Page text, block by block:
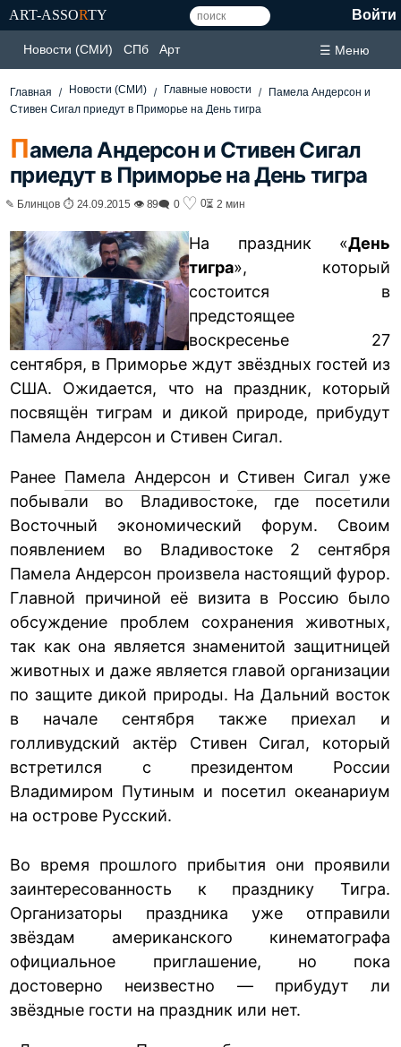
ART-ASSORTY Войти
Новости (СМИ) СПб Арт ☰ Меню
Главная Новости (СМИ) Главные новости
Памела Андерсон и
Стивен Сигал приедут в Приморье на День тигра
Памела Андерсон и Стивен Сигал
приедут в Приморье на День тигра
✎ Блинцов ⏱ 24.09.2015 👁 89🗨 0 ♡ 0⏳ 2 мин
На праздник «День
тигра», который
состоится в
предстоящее
воскресенье 27
сентября, в Приморье ждут звёздных гостей из
США. Ожидается, что на праздник, который
посвящён тиграм и дикой природе, прибудут
Памела Андерсон и Стивен Сигал.
Ранее Памела Андерсон и Стивен Сигал уже
побывали во Владивостоке, где посетили
Восточный экономический форум. Своим
появлением во Владивостоке 2 сентября
Памела Андерсон произвела настоящий фурор.
Главной причиной её визита в Россию было
обсуждение проблем сохранения животных,
так как она является знаменитой защитницей
животных и даже является главой организации
по защите дикой природы. На Дальний восток
в начале сентября также приехал и
голливудский актёр Стивен Сигал, который
встретился с президентом России
Владимиром Путиным и посетил океанариум
на острове Русский.
Во время прошлого прибытия они проявили
заинтересованность к празднику Тигра.
Организаторы праздника уже отправили
звёздам американского кинематографа
официальное приглашение, но пока
достоверно неизвестно — прибудут ли
звёздные гости на праздник или нет.